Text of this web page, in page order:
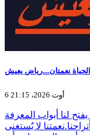
نعمتان....رياض يعيش
6 أوت 2026، 21:15
لنا أبواب المعرفة
لا يٌستغنى